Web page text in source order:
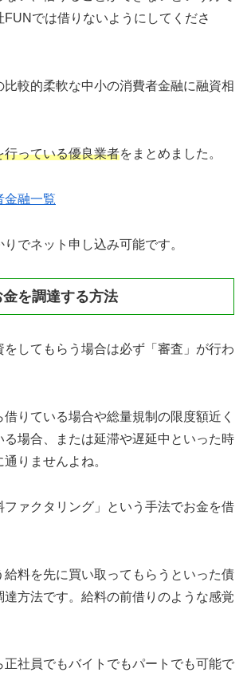
FUNでは借りないようにしてくださ
比較的柔軟な中小の消費者金融に融資相
行っている優良業者をまとめました。
金融一覧
でネット申し込み可能です。
を調達する方法
をしてもらう場合は必ず「審査」が行わ
りている場合や総量規制の限度額近く
る場合、または延滞や遅延中といった時
りませんよね。
ファクタリング」という手法でお金を借
給料を先に買い取ってもらうといった債
達方法です。給料の前借りのような感覚
正社員でもバイトでもパートでも可能で